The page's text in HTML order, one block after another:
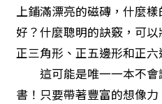
上鋪滿漂亮的磁磚，什麼
好？什麼聰明的訣竅，可
正三角形、正五邊形和正六
這可能是唯一一本不會
書！只要帶著豐富的想像